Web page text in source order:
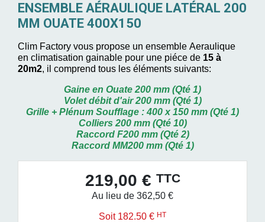
ENSEMBLE AÉRAULIQUE LATÉRAL 200
MM OUATE 400X150
Clim Factory vous propose un ensemble Aeraulique
en climatisation gainable pour une piéce de 15 à
20m2, il comprend tous les éléments suivants:
Gaine en Ouate 200 mm (Qté 1)
Volet débit d'air 200 mm (Qté 1)
Grille + Plénum Soufflage : 400 x 150 mm (Qté 1)
Colliers 200 mm (Qté 10)
Raccord F200 mm (Qté 2)
Raccord MM200 mm (Qté 1)
219,00 € TTC
Au lieu de 362,50 €
Soit 182.50 € HT